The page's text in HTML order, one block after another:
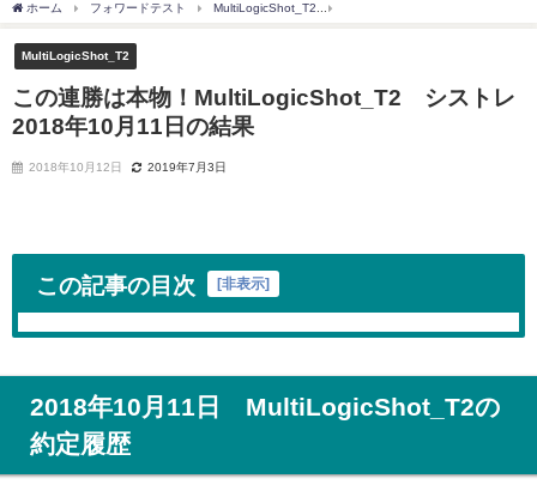
ホーム フォワードテスト MultiLogicShot_T2
MultiLogicShot_T2
この連勝は本物！MultiLogicShot_T2 シストレ
2018年10月11日の結果
2018年10月12日 2019年7月3日
この記事の目次 [非表示]
2018年10月11日 MultiLogicShot_T2の
約定履歴